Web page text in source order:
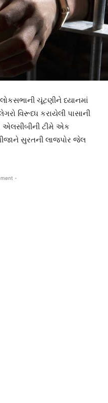
ચૂંટણીને ધ્યાનમાં
વિરૂધ્ધ કરાયેલી પાસાની
એલસીબીની ટીમે એક
સુરતની લાજપોર જેલ
-